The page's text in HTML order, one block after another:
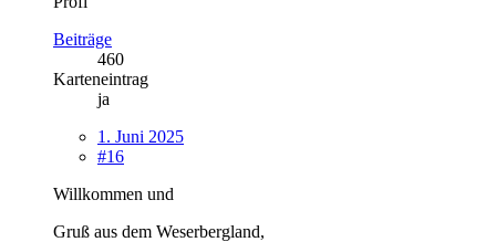
Beiträge
460
Karteneintrag
ja
1. Juni 2025
#16
Willkommen und
Gruß aus dem Weserbergland,